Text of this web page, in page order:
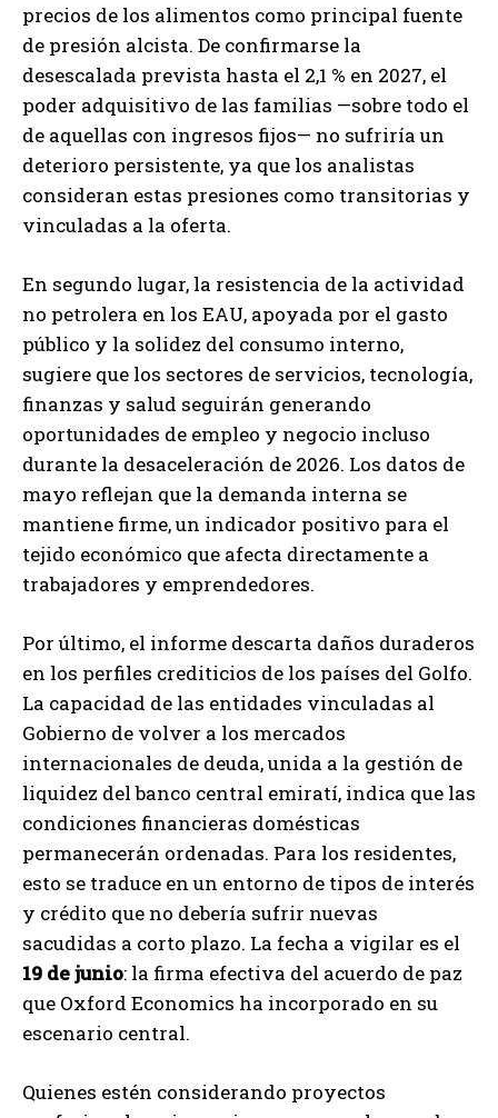
precios de los alimentos como principal fuente
de presión alcista. De confirmarse la
desescalada prevista hasta el 2,1 % en 2027, el
poder adquisitivo de las familias —sobre todo el
de aquellas con ingresos fijos— no sufriría un
deterioro persistente, ya que los analistas
consideran estas presiones como transitorias y
vinculadas a la oferta.
En segundo lugar, la resistencia de la actividad
no petrolera en los EAU, apoyada por el gasto
público y la solidez del consumo interno,
sugiere que los sectores de servicios, tecnología,
finanzas y salud seguirán generando
oportunidades de empleo y negocio incluso
durante la desaceleración de 2026. Los datos de
mayo reflejan que la demanda interna se
mantiene firme, un indicador positivo para el
tejido económico que afecta directamente a
trabajadores y emprendedores.
Por último, el informe descarta daños duraderos
en los perfiles crediticios de los países del Golfo.
La capacidad de las entidades vinculadas al
Gobierno de volver a los mercados
internacionales de deuda, unida a la gestión de
liquidez del banco central emiratí, indica que las
condiciones financieras domésticas
permanecerán ordenadas. Para los residentes,
esto se traduce en un entorno de tipos de interés
y crédito que no debería sufrir nuevas
sacudidas a corto plazo. La fecha a vigilar es el
19 de junio: la firma efectiva del acuerdo de paz
que Oxford Economics ha incorporado en su
escenario central.
Quienes estén considerando proyectos